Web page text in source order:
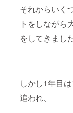
それからいく
トをしながら
をしてきました
しかし1年目
追われ、